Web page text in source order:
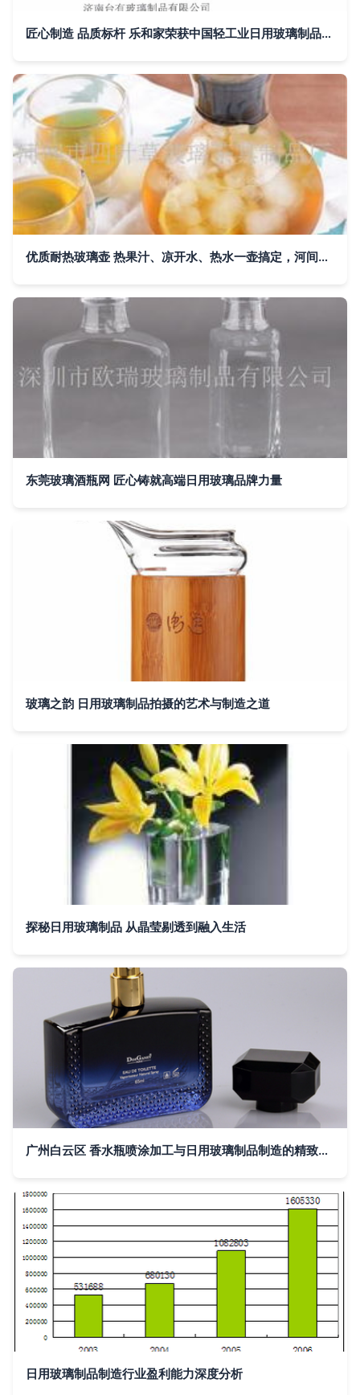
匠心制造 品质标杆 乐和家荣获中国轻工业日用玻璃制品十强企业荣誉称号
优质耐热玻璃壶 热果汁、凉开水、热水一壶搞定，河间市四叶草玻璃茶具制品厂批发优选
东莞玻璃酒瓶网 匠心铸就高端日用玻璃品牌力量
玻璃之韵 日用玻璃制品拍摄的艺术与制造之道
探秘日用玻璃制品 从晶莹剔透到融入生活
广州白云区 香水瓶喷涂加工与日用玻璃制品制造的精致融合
日用玻璃制品制造行业盈利能力深度分析